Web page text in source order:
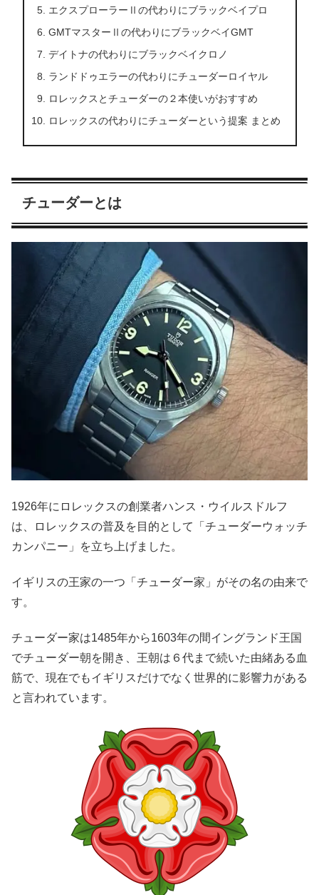
エクスプローラーⅡの代わりにブラックベイプロ
GMTマスターⅡの代わりにブラックベイGMT
デイトナの代わりにブラックベイクロノ
ランドドゥエラーの代わりにチューダーロイヤル
ロレックスとチューダーの２本使いがおすすめ
ロレックスの代わりにチューダーという提案 まとめ
チューダーとは
1926年にロレックスの創業者ハンス・ウイルスドルフ
は、ロレックスの普及を目的として「チューダーウォッチ
カンパニー」を立ち上げました。
イギリスの王家の一つ「チューダー家」がその名の由来で
す。
チューダー家は1485年から1603年の間イングランド王国
でチューダー朝を開き、王朝は６代まで続いた由緒ある血
筋で、現在でもイギリスだけでなく世界的に影響力がある
と言われています。